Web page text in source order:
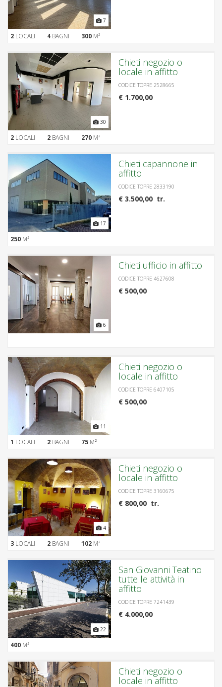
7
2 LOCALI 4 BAGNI 300 M²
30
Chieti negozio o
locale in affitto
CODICE TOPRE 2528665
€ 1.700,00
2 LOCALI 2 BAGNI 270 M²
17
Chieti capannone in
affitto
CODICE TOPRE 2833190
€ 3.500,00 tr.
250 M²
6
Chieti ufficio in affitto
CODICE TOPRE 4627608
€ 500,00
11
Chieti negozio o
locale in affitto
CODICE TOPRE 6407105
€ 500,00
1 LOCALI 2 BAGNI 75 M²
4
Chieti negozio o
locale in affitto
CODICE TOPRE 3160675
€ 800,00 tr.
3 LOCALI 2 BAGNI 102 M²
22
San Giovanni Teatino
tutte le attività in
affitto
CODICE TOPRE 7241439
€ 4.000,00
400 M²
Chieti negozio o
locale in affitto